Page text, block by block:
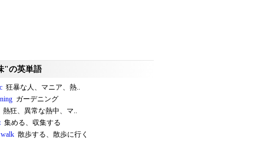
"の英単語
狂暴な人、マニア、熱..
ガーデニング
熱狂、異常な熱中、マ..
集める、収集する
walk 散歩する、散歩に行く